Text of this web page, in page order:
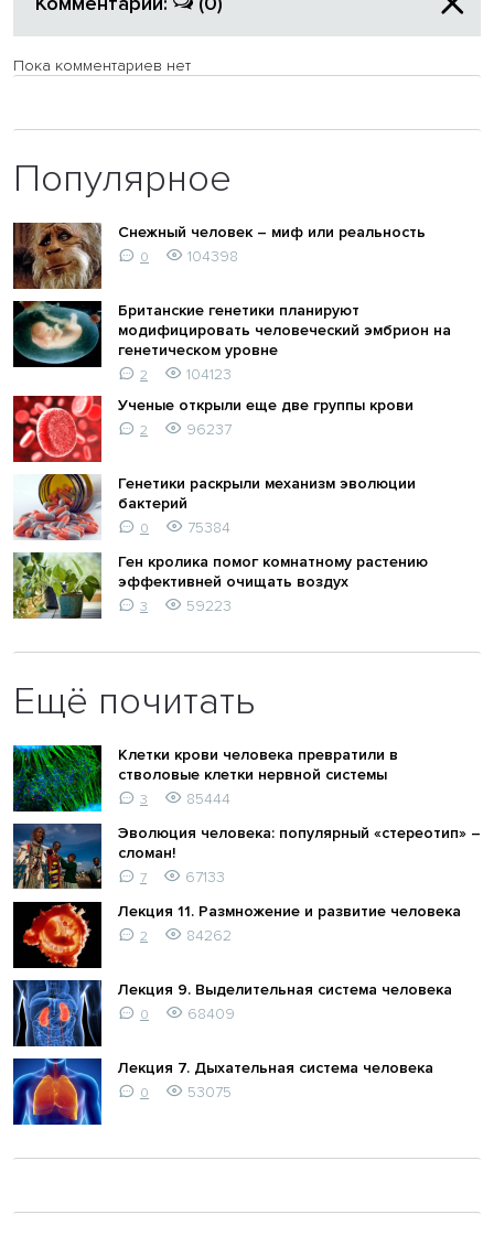
Пока комментариев нет
Популярное
Снежный человек – миф или реальность
0 104398
Британские генетики планируют
модифицировать человеческий эмбрион на
генетическом уровне
2
104123
Ученые открыли еще две группы крови
2 96237
Генетики раскрыли механизм эволюции
бактерий
0
75384
Ген кролика помог комнатному растению
эффективней очищать воздух
3 59223
Ещё почитать
Клетки крови человека превратили в
стволовые клетки нервной системы
3
85444
Эволюция человека: популярный «стереотип» –
сломан!
7
67133
Лекция 11. Размножение и развитие человека
2 84262
Лекция 9. Выделительная система человека
0 68409
Лекция 7. Дыхательная система человека
0 53075